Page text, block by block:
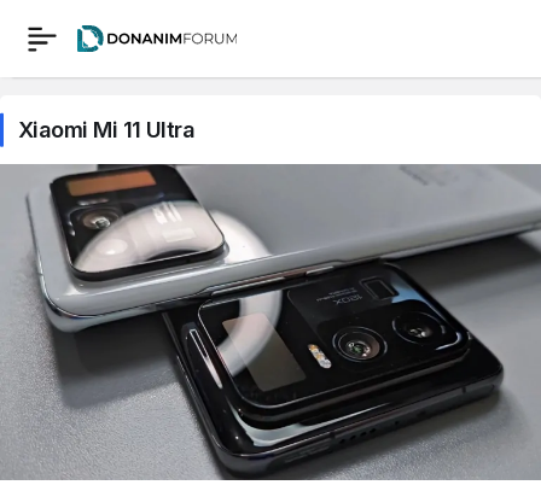
Xiaomi Mi 11 Ultra